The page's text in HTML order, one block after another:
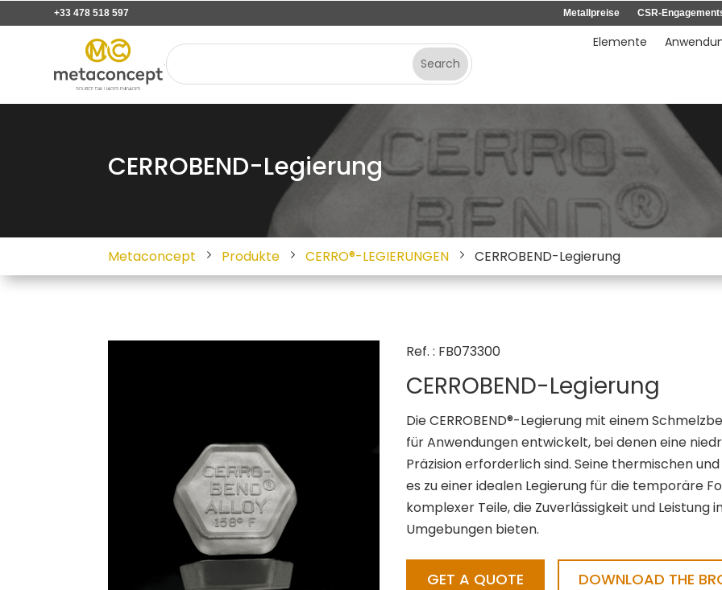
+33 478 518 597 Metallpreise CSR-
Elemente
CERROBEND-Legierung
Metaconcept Produkte CERRO®-LEGIERUNGEN CERROBEND-Legierung
Ref. : FB073300
CERROBEND-Legierung
Die CERROBEND®-Legierung mit einem
für Anwendungen entwickelt, bei denen eine
Präzision erforderlich sind. Seine thermischen
es zu einer idealen Legierung für die temporäre
komplexer Teile, die Zuverlässigkeit und
Umgebungen bieten.
GET A QUOTE DOWNLOAD THE